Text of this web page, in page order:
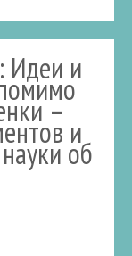
Идеи и
–
и
об